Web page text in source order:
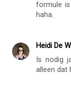
formule
haha.
Heidi De
Is nodig
alleen dat